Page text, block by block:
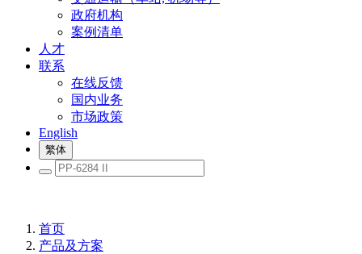
政府机构
案例清单
人才
联系
在线反馈
国内业务
市场政策
English
繁体
首页
产品及方案